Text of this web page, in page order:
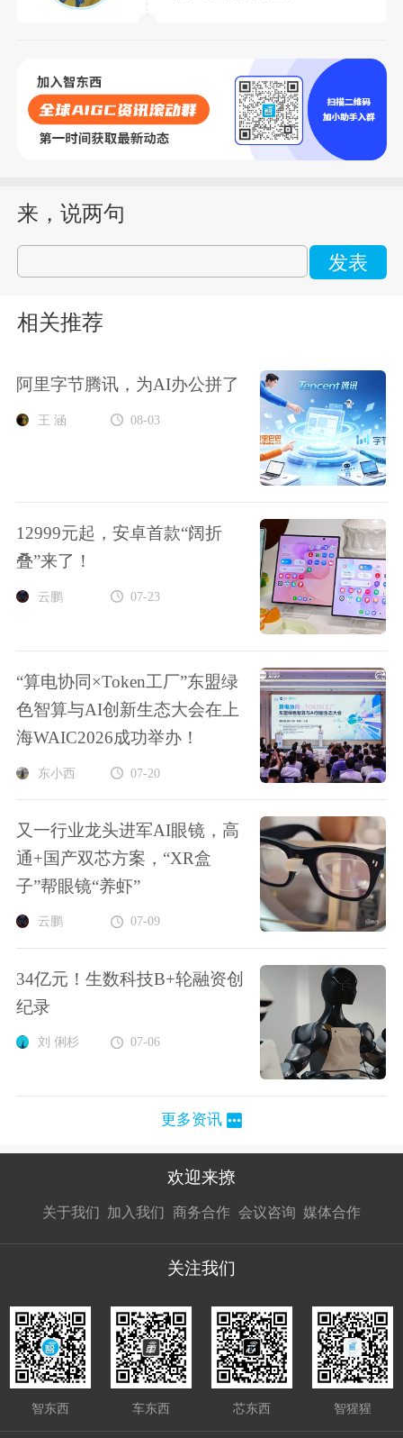
来，说两句
发表
相关推荐
阿里字节腾讯，为AI办公拼了
王 涵 08-03
12999元起，安卓首款“阔折
叠”来了！
云鹏 07-23
“算电协同×Token工厂”东盟绿
色智算与AI创新生态大会在上
海WAIC2026成功举办！
东小西 07-20
又一行业龙头进军AI眼镜，高
通+国产双芯方案，“XR盒
子”帮眼镜“养虾”
云鹏 07-09
34亿元！生数科技B+轮融资创
纪录
刘 俐杉 07-06
更多资讯
欢迎来撩
关于我们 加入我们
接扔简历
商务合作
接开聊
会议咨询 媒体合作
接开聊
关注我们
智东西 车东西 芯东西 智猩猩